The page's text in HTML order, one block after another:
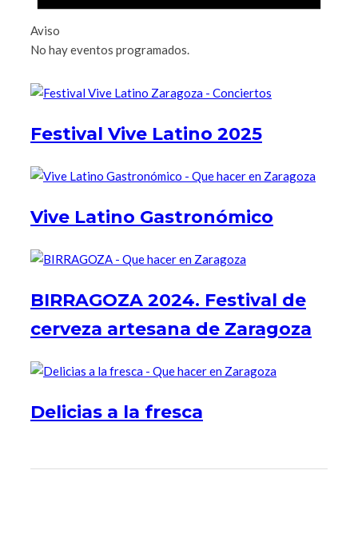
Aviso
No hay eventos programados.
Festival Vive Latino 2025
Vive Latino Gastronómico
BIRRAGOZA 2024. Festival de
cerveza artesana de Zaragoza
Delicias a la fresca